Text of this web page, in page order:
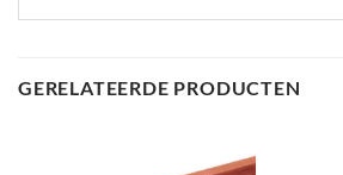
GERELATEERDE PRODUCTEN